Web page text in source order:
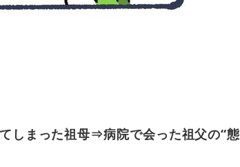
しまった祖母⇒病院で会った祖父の“態